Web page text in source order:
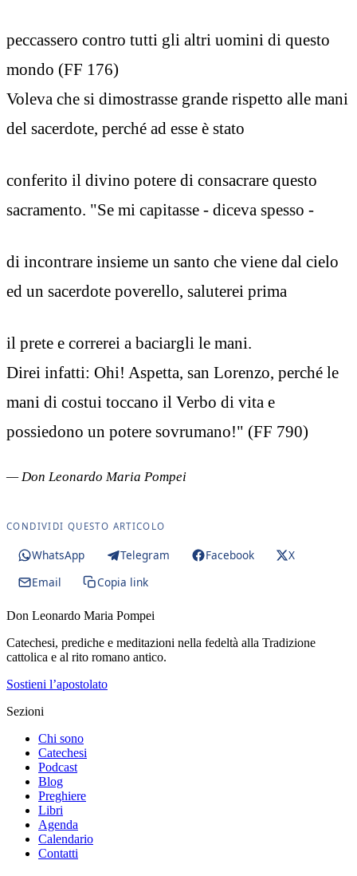
peccassero contro tutti gli altri uomini di questo
mondo (FF 176)
Voleva che si dimostrasse grande rispetto alle mani
del sacerdote, perché ad esse è stato
conferito il divino potere di consacrare questo
sacramento. "Se mi capitasse - diceva spesso -
di incontrare insieme un santo che viene dal cielo
ed un sacerdote poverello, saluterei prima
il prete e correrei a baciargli le mani.
Direi infatti: Ohi! Aspetta, san Lorenzo, perché le
mani di costui toccano il Verbo di vita e
possiedono un potere sovrumano!" (FF 790)
— Don Leonardo Maria Pompei
CONDIVIDI QUESTO ARTICOLO
WhatsApp Telegram Facebook
X
Email
Copia link
Don Leonardo Maria Pompei
Catechesi, prediche e meditazioni nella fedeltà alla Tradizione
cattolica e al rito romano antico.
Sostieni l’apostolato
Sezioni
Chi sono
Catechesi
Podcast
Blog
Preghiere
Libri
Agenda
Calendario
Contatti